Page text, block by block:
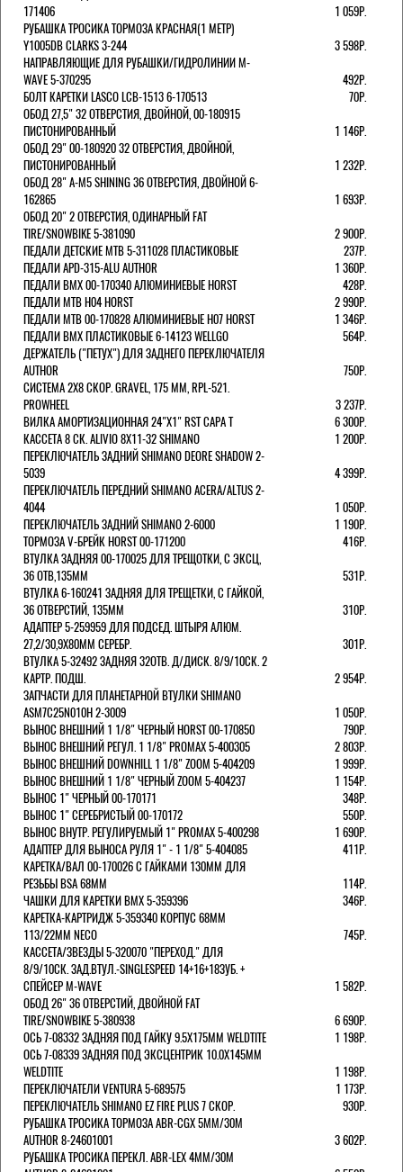
171406
1 059Р.
РУБАШКА ТРОСИКА ТОРМОЗА КРАСНАЯ(1 МЕТР)
Y1005DB CLARKS 3-244
3 598Р.
НАПРАВЛЯЮЩИЕ ДЛЯ РУБАШКИ/ГИДРОЛИНИИ M-
WAVE 5-370295
492Р.
БОЛТ КАРЕТКИ LASCO LCB-1513 6-170513
70Р.
ОБОД 27,5" 32 ОТВЕРСТИЯ, ДВОЙНОЙ, 00-180915
ПИСТОНИРОВАННЫЙ
1 146Р.
ОБОД 29" 00-180920 32 ОТВЕРСТИЯ, ДВОЙНОЙ,
ПИСТОНИРОВАННЫЙ
1 232Р.
ОБОД 28" A-M5 SHINING 36 ОТВЕРСТИЯ, ДВОЙНОЙ 6-
162865
1 693Р.
ОБОД 20" 2 ОТВЕРСТИЯ, ОДИНАРНЫЙ FAT
TIRE/SNOWBIKE 5-381090
2 900Р.
ПЕДАЛИ ДЕТСКИЕ MTB 5-311028 ПЛАСТИКОВЫЕ
237Р.
ПЕДАЛИ APD-315-ALU AUTHOR
1 360Р.
ПЕДАЛИ BMX 00-170340 АЛЮМИНИЕВЫЕ HORST
428Р.
ПЕДАЛИ MTB H04 HORST
2 990Р.
ПЕДАЛИ MTB 00-170828 АЛЮМИНИЕВЫЕ H07 HORST
1 346Р.
ПЕДАЛИ BMX ПЛАСТИКОВЫЕ 6-14123 WELLGO
564Р.
ДЕРЖАТЕЛЬ ("ПЕТУХ") ДЛЯ ЗАДНЕГО ПЕРЕКЛЮЧАТЕЛЯ
AUTHOR
750Р.
СИСТЕМА 2Х8 СКОР. GRAVEL, 175 ММ, RPL-521.
PROWHEEL
3 237Р.
ВИЛКА АМОРТИЗАЦИОННАЯ 24"Х1" RST CAPA Т
6 300Р.
КАССЕТА 8 СК. ALIVIO 8Х11-32 SHIMANO
1 200Р.
ПЕРЕКЛЮЧАТЕЛЬ ЗАДНИЙ SHIMANO DEORE SHADOW 2-
5039
4 399Р.
ПЕРЕКЛЮЧАТЕЛЬ ПЕРЕДНИЙ SHIMANO ACERA/ALTUS 2-
4044
1 050Р.
ПЕРЕКЛЮЧАТЕЛЬ ЗАДНИЙ SHIMANO 2-6000
1 190Р.
ТОРМОЗА V-БРЕЙК HORST 00-171200
416Р.
ВТУЛКА ЗАДНЯЯ 00-170025 ДЛЯ ТРЕЩОТКИ, С ЭКСЦ,
36 ОТВ,135ММ
531Р.
ВТУЛКА 6-160241 ЗАДНЯЯ ДЛЯ ТРЕЩЕТКИ, С ГАЙКОЙ,
36 ОТВЕРСТИЙ, 135ММ
310Р.
АДАПТЕР 5-259959 ДЛЯ ПОДСЕД. ШТЫРЯ АЛЮМ.
27,2/30,9Х80ММ СЕРЕБР.
301Р.
ВТУЛКА 5-32492 ЗАДНЯЯ 32ОТВ. Д/ДИСК. 8/9/10СК. 2
КАРТР. ПОДШ.
2 954Р.
ЗАПЧАСТИ ДЛЯ ПЛАНЕТАРНОЙ ВТУЛКИ SHIMANO
ASM7C25N010H 2-3009
1 050Р.
ВЫНОС ВНЕШНИЙ 1 1/8" ЧЕРНЫЙ HORST 00-170850
790Р.
ВЫНОС ВНЕШНИЙ РЕГУЛ. 1 1/8" PROMAX 5-400305
2 803Р.
ВЫНОС ВНЕШНИЙ DOWNHILL 1 1/8" ZOOM 5-404209
1 999Р.
ВЫНОС ВНЕШНИЙ 1 1/8" ЧЕРНЫЙ ZOOM 5-404237
1 154Р.
ВЫНОС 1" ЧЕРНЫЙ 00-170171
348Р.
ВЫНОС 1" СЕРЕБРИСТЫЙ 00-170172
550Р.
ВЫНОС ВНУТР. РЕГУЛИРУЕМЫЙ 1" PROMAX 5-400298
1 690Р.
АДАПТЕР ДЛЯ ВЫНОСА РУЛЯ 1" - 1 1/8" 5-404085
411Р.
КАРЕТКА/ВАЛ 00-170026 С ГАЙКАМИ 130ММ ДЛЯ
РЕЗЬБЫ BSA 68ММ
114Р.
ЧАШКИ ДЛЯ КАРЕТКИ BMX 5-359396
346Р.
КАРЕТКА-КАРТРИДЖ 5-359340 КОРПУС 68ММ
113/22ММ NECO
745Р.
КАССЕТА/ЗВЕЗДЫ 5-320070 "ПЕРЕХОД." ДЛЯ
8/9/10СК. ЗАД.ВТУЛ.-SINGLESPEED 14+16+18ЗУБ. +
СПЕЙСЕР M-WAVE
1 582Р.
ОБОД 26" 36 ОТВЕРСТИЙ, ДВОЙНОЙ FAT
TIRE/SNOWBIKE 5-380938
6 690Р.
ОСЬ 7-08332 ЗАДНЯЯ ПОД ГАЙКУ 9.5Х175ММ WELDTITE
1 198Р.
ОСЬ 7-08339 ЗАДНЯЯ ПОД ЭКСЦЕНТРИК 10.0Х145ММ
WELDTITE
1 198Р.
ПЕРЕКЛЮЧАТЕЛИ VENTURA 5-689575
1 173Р.
ПЕРЕКЛЮЧАТЕЛЬ SHIMANO EZ FIRE PLUS 7 СКОР.
930Р.
РУБАШКА ТРОСИКА ТОРМОЗА ABR-CGX 5MM/30M
AUTHOR 8-24601001
3 602Р.
РУБАШКА ТРОСИКА ПЕРЕКЛ. ABR-LEX 4MM/30M